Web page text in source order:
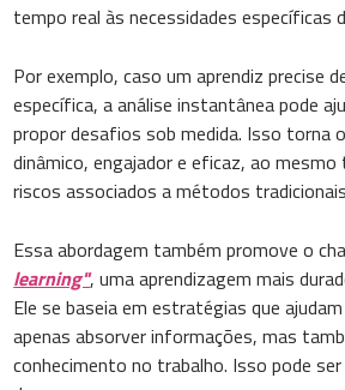
tempo real às necessidades específicas
Por exemplo, caso um aprendiz precise
específica, a análise instantânea pode
propor desafios sob medida. Isso torna
dinâmico, engajador e eficaz, ao mesmo
riscos associados a métodos
Essa abordagem também promove o
learning", uma aprendizagem mais
Ele se baseia em estratégias que
apenas absorver informações, mas
conhecimento no trabalho. Isso pode